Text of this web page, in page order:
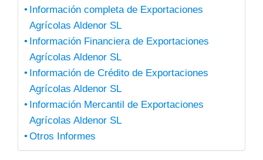
Información completa de Exportaciones
Agrícolas Aldenor SL
Información Financiera de Exportaciones
Agrícolas Aldenor SL
Información de Crédito de Exportaciones
Agrícolas Aldenor SL
Información Mercantil de Exportaciones
Agrícolas Aldenor SL
Otros Informes